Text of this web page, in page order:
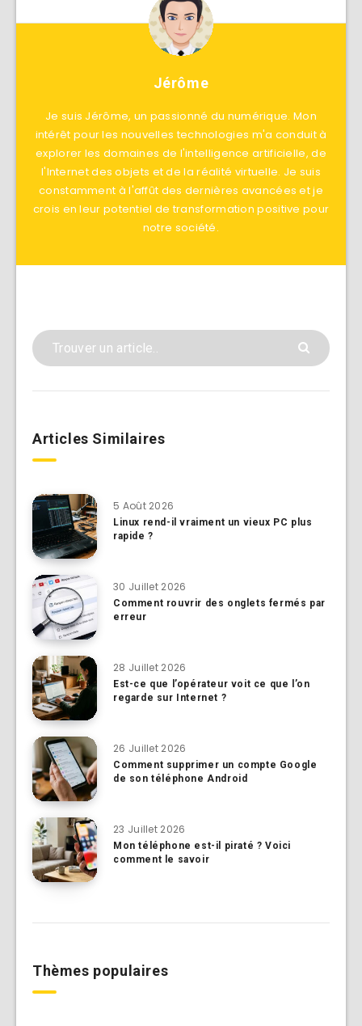
Jérôme
Je suis Jérôme, un passionné du numérique. Mon
intérêt pour les nouvelles technologies m'a conduit à
explorer les domaines de l'intelligence artificielle, de
l'Internet des objets et de la réalité virtuelle. Je suis
constamment à l'affût des dernières avancées et je
crois en leur potentiel de transformation positive pour
notre société.
Articles Similaires
5 Août 2026
Linux rend-il vraiment un vieux PC plus
rapide ?
30 Juillet 2026
Comment rouvrir des onglets fermés par
erreur
28 Juillet 2026
Est-ce que l’opérateur voit ce que l’on
regarde sur Internet ?
26 Juillet 2026
Comment supprimer un compte Google
de son téléphone Android
23 Juillet 2026
Mon téléphone est-il piraté ? Voici
comment le savoir
Thèmes populaires